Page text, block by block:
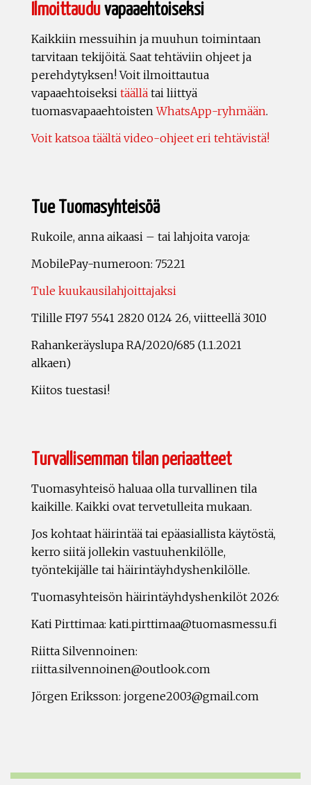
Ilmoittauduvapaaehtoiseksi
Kaikkiin messuihin ja muuhun toimintaan
tarvitaan tekijöitä. Saat tehtäviin ohjeet ja
perehdytyksen! Voit ilmoittautua
vapaaehtoiseksi täällä tai liittyä
tuomasvapaaehtoistenWhatsApp-ryhmään.
Voit katsoa täältä video-ohjeet eri tehtävistä!
Tue Tuomasyhteisöä
Rukoile, anna aikaasi – tai lahjoita varoja:
MobilePay-numeroon: 75221
Tule kuukausilahjoittajaksi
Tilille FI97 5541 2820 0124 26, viitteellä 3010
Rahankeräyslupa RA/2020/685 (1.1.2021
alkaen)
Kiitos tuestasi!
Turvallisemman tilan periaatteet
Tuomasyhteisö haluaa olla turvallinen tila
kaikille. Kaikki ovat tervetulleita mukaan.
Jos kohtaat häirintää tai epäasiallista käytöstä,
kerro siitä jollekin vastuuhenkilölle,
työntekijälle tai häirintäyhdyshenkilölle.
Tuomasyhteisön häirintäyhdyshenkilöt 2026:
Kati Pirttimaa: kati.pirttimaa@tuomasmessu.fi
Riitta Silvennoinen:
riitta.silvennoinen@outlook.com
Jörgen Eriksson: jorgene2003@gmail.com